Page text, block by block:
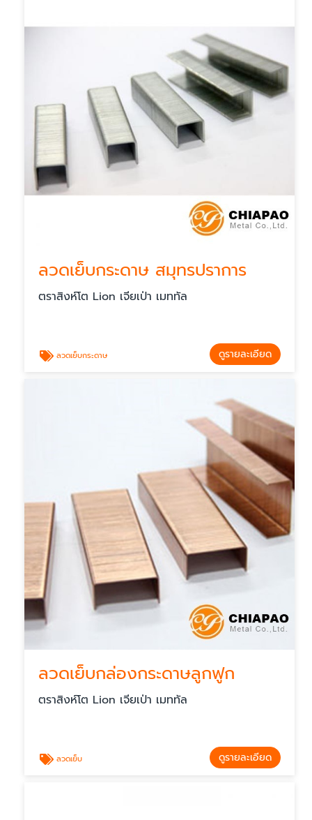
ลวดเย็บกระดาษ สมุทรปราการ
ตราสิงห์โต Lion เจียเป่า เมททัล
ลวดเย็บกระดาษ ดูรายละเอียด
ลวดเย็บกล่องกระดาษลูกฟูก
ตราสิงห์โต Lion เจียเป่า เมททัล
ลวดเย็บ ดูรายละเอียด